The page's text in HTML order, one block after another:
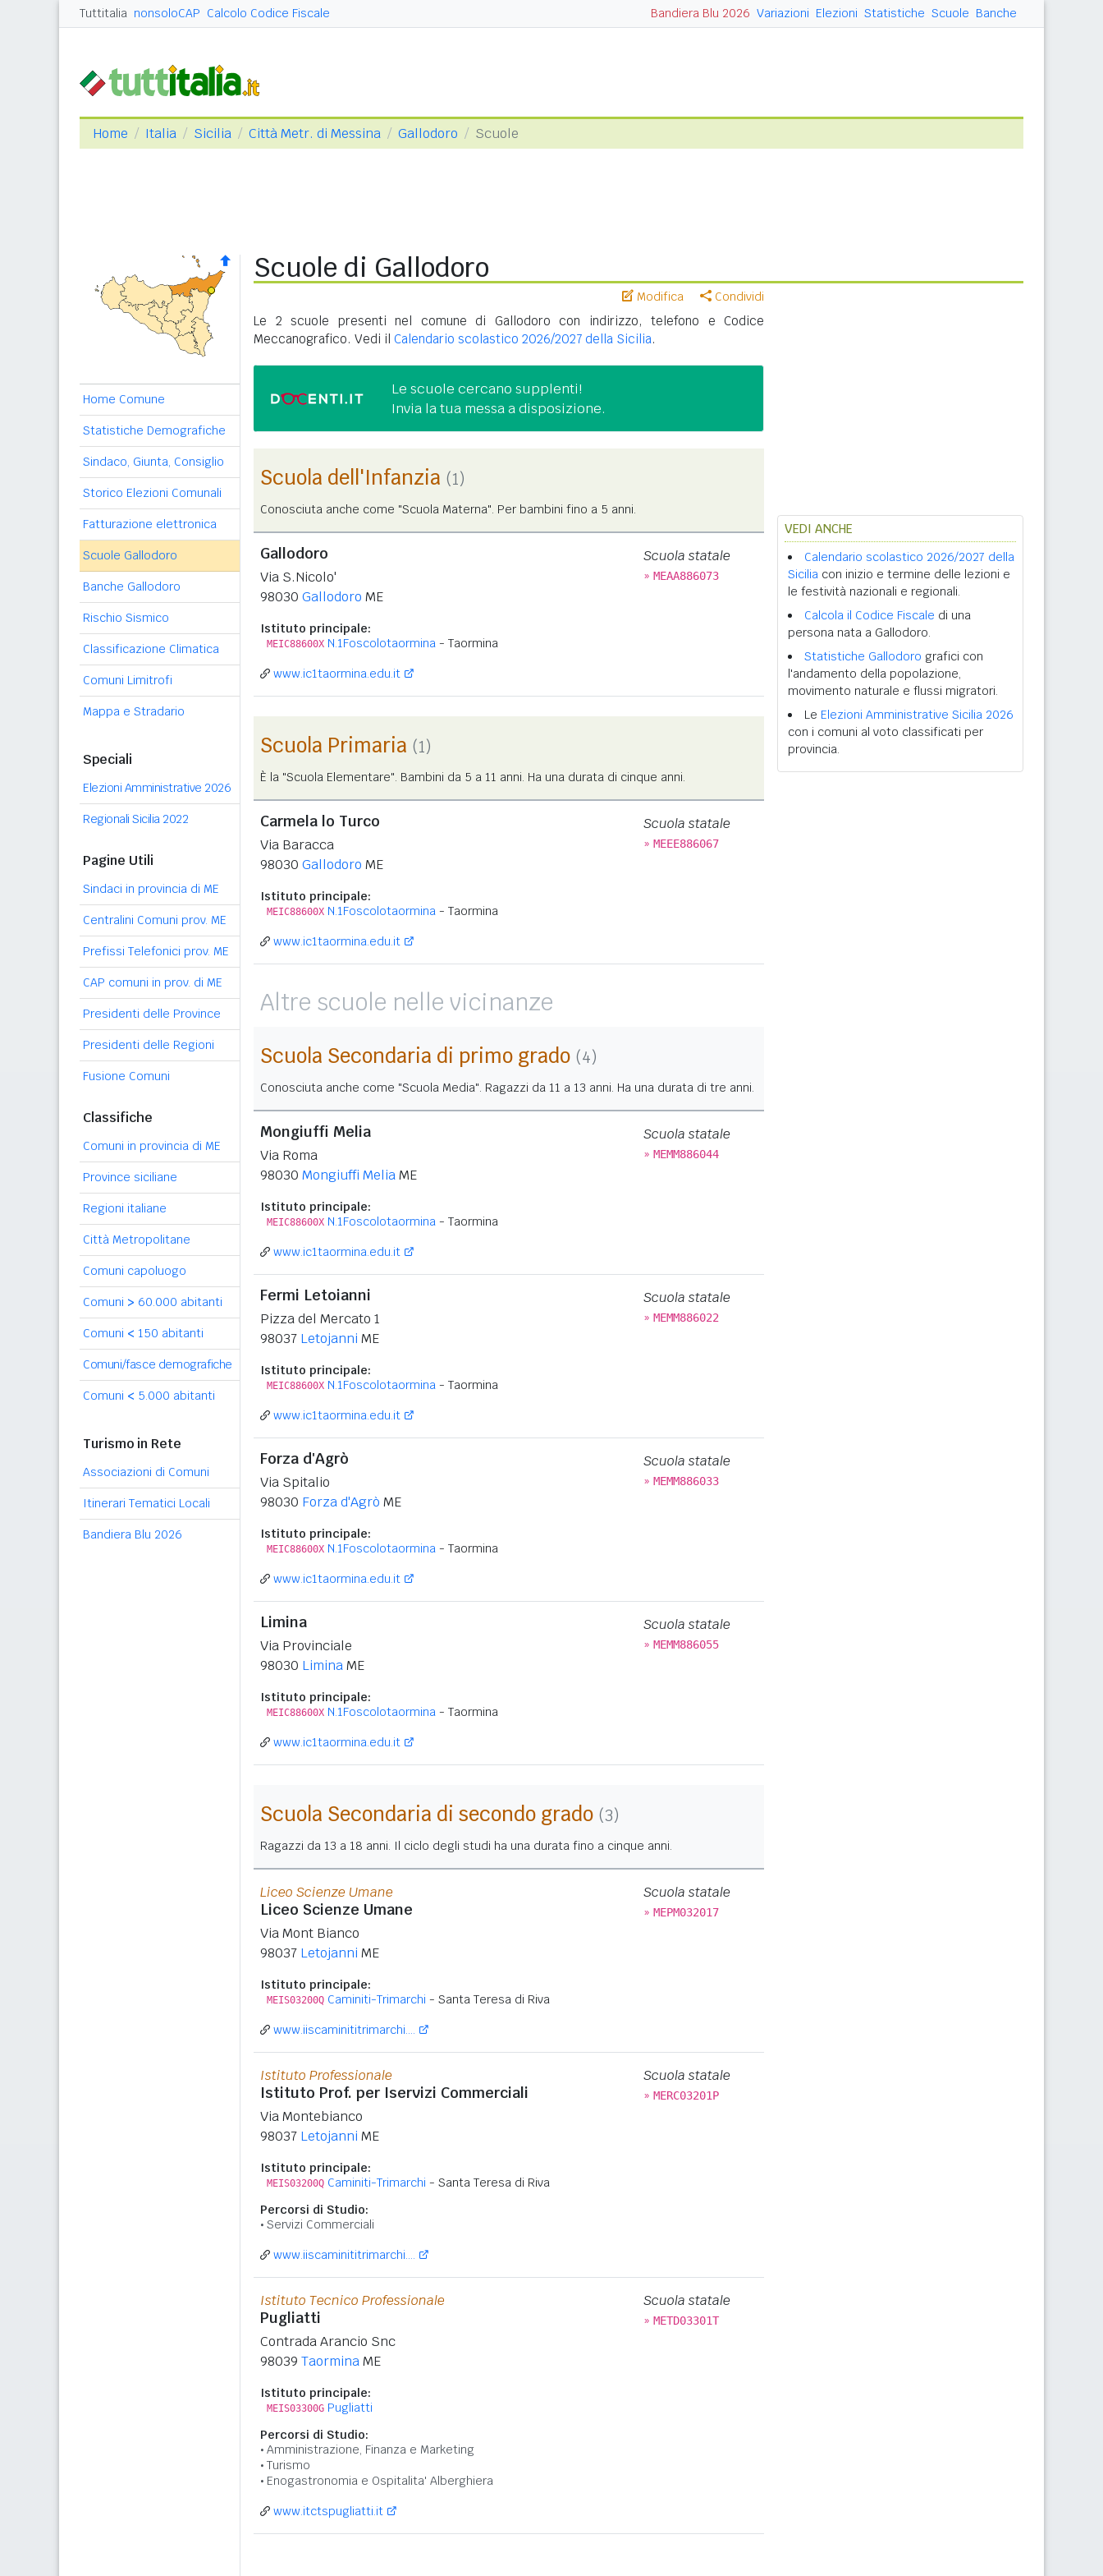
Tuttitalia nonsoloCAP Calcolo Codice Fiscale Bandiera Blu 2026 Variazioni Elezioni Statistiche Scuole Banche
Home Italia Sicilia Città Metr. di Messina Gallodoro Scuole
Home Comune
Statistiche Demografiche
Sindaco, Giunta, Consiglio
Storico Elezioni Comunali
Fatturazione elettronica
Scuole Gallodoro
Banche Gallodoro
Rischio Sismico
Classificazione Climatica
Comuni Limitrofi
Mappa e Stradario
Speciali
Elezioni Amministrative 2026
Regionali Sicilia 2022
Pagine Utili
Sindaci in provincia di ME
Centralini Comuni prov. ME
Prefissi Telefonici prov. ME
CAP comuni in prov. di ME
Presidenti delle Province
Presidenti delle Regioni
Fusione Comuni
Classifiche
Comuni in provincia di ME
Province siciliane
Regioni italiane
Città Metropolitane
Comuni capoluogo
Comuni > 60.000 abitanti
Comuni < 150 abitanti
Comuni/fasce demografiche
Comuni < 5.000 abitanti
Turismo in Rete
Associazioni di Comuni
Itinerari Tematici Locali
Bandiera Blu 2026
Scuole di Gallodoro
Modifica Condividi
Le 2 scuole presenti nel comune di Gallodoro con indirizzo, telefono e Codice
Meccanografico. Vedi il Calendario scolastico 2026/2027 della Sicilia.
Le scuole cercano supplenti!
Invia la tua messa a disposizione.
Scuola dell'Infanzia (1)
Conosciuta anche come "Scuola Materna". Per bambini fino a 5 anni.
Gallodoro
Via S.Nicolo'
98030 Gallodoro ME
Istituto principale:
MEIC88600X N.1Foscolotaormina - Taormina
Scuola statale
» MEAA886073
www.ic1taormina.edu.it
Scuola Primaria (1)
È la "Scuola Elementare". Bambini da 5 a 11 anni. Ha una durata di cinque anni.
Carmela lo Turco
Via Baracca
98030 Gallodoro ME
Istituto principale:
MEIC88600X N.1Foscolotaormina - Taormina
Scuola statale
» MEEE886067
www.ic1taormina.edu.it
Altre scuole nelle vicinanze
Scuola Secondaria di primo grado (4)
Conosciuta anche come "Scuola Media". Ragazzi da 11 a 13 anni. Ha una durata di tre anni.
Mongiuffi Melia
Via Roma
98030 Mongiuffi MeliaME
Istituto principale:
MEIC88600X N.1Foscolotaormina - Taormina
Scuola statale
» MEMM886044
www.ic1taormina.edu.it
Fermi Letoianni
Pizza del Mercato 1
98037 Letojanni ME
Istituto principale:
MEIC88600X N.1Foscolotaormina - Taormina
Scuola statale
» MEMM886022
www.ic1taormina.edu.it
Forza d'Agrò
Via Spitalio
98030 Forza d'Agrò ME
Istituto principale:
MEIC88600X N.1Foscolotaormina - Taormina
Scuola statale
» MEMM886033
www.ic1taormina.edu.it
Limina
Via Provinciale
98030 LiminaME
Istituto principale:
MEIC88600X N.1Foscolotaormina - Taormina
Scuola statale
» MEMM886055
www.ic1taormina.edu.it
Scuola Secondaria di secondo grado (3)
Ragazzi da 13 a 18 anni. Il ciclo degli studi ha una durata fino a cinque anni.
Liceo Scienze Umane
Liceo Scienze Umane
Via Mont Bianco
98037 Letojanni ME
Istituto principale:
MEIS03200Q Caminiti-Trimarchi - Santa Teresa di Riva
Scuola statale
» MEPM032017
www.iiscaminititrimarchi....
Istituto Professionale
Istituto Prof. per Iservizi Commerciali
Via Montebianco
98037 Letojanni ME
Istituto principale:
MEIS03200Q Caminiti-Trimarchi - Santa Teresa di Riva
Percorsi di Studio:
Servizi Commerciali
Scuola statale
» MERC03201P
www.iiscaminititrimarchi....
Istituto Tecnico Professionale
Pugliatti
Contrada Arancio Snc
98039 TaorminaME
Istituto principale:
MEIS03300G Pugliatti
Percorsi di Studio:
Amministrazione, Finanza e Marketing
Turismo
Enogastronomia e Ospitalita' Alberghiera
Scuola statale
» METD03301T
www.itctspugliatti.it
VEDI ANCHE
Calendario scolastico 2026/2027 della
Sicilia con inizio e termine delle lezioni e
le festività nazionali e regionali.
Calcola il Codice Fiscale di una
persona nata a Gallodoro.
Statistiche Gallodoro grafici con
l'andamento della popolazione,
movimento naturale e flussi migratori.
Le Elezioni Amministrative Sicilia 2026
con i comuni al voto classificati per
provincia.